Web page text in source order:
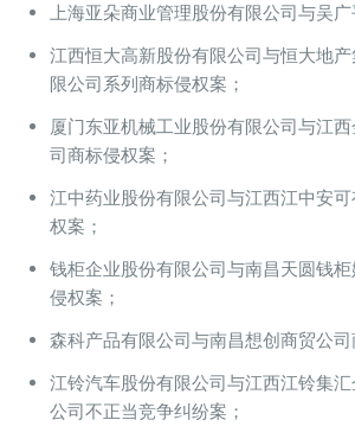
上海亚朵商业管理股份有限公司与吴广
江西恒大高新股份有限公司与恒大地
限公司系列商标侵权案；
厦门东亚机械工业股份有限公司与江
司商标侵权案；
江中药业股份有限公司与江西江中安
权案；
钱柜企业股份有限公司与南昌天圆钱
侵权案；
森科产品有限公司与南昌想创商贸公司
江铃汽车股份有限公司与江西江铃集
公司不正当竞争纠纷案；